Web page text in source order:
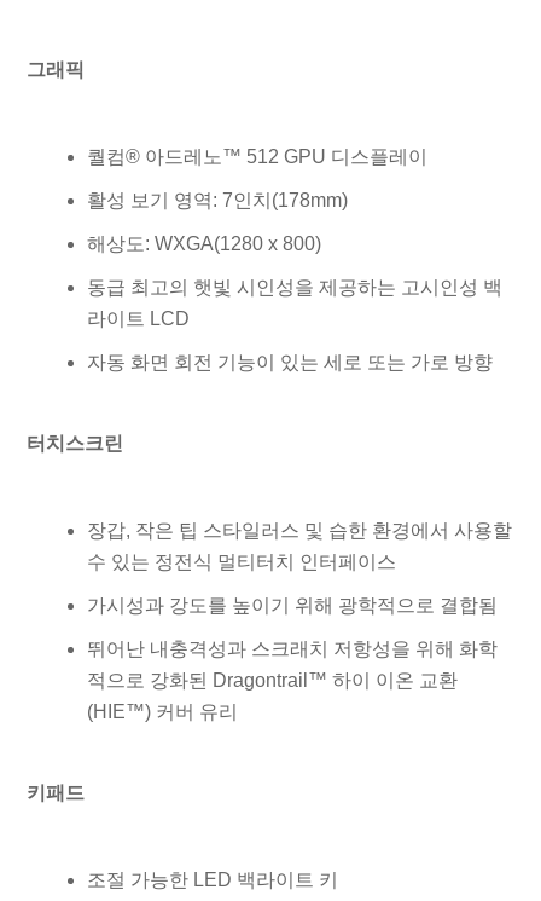
그래픽
퀄컴® 아드레노™ 512 GPU 디스플레이
활성 보기 영역: 7인치(178mm)
해상도: WXGA(1280 x 800)
동급 최고의 햇빛 시인성을 제공하는 고시인성 백
라이트 LCD
자동 화면 회전 기능이 있는 세로 또는 가로 방향
터치스크린
장갑, 작은 팁 스타일러스 및 습한 환경에서 사용할
수 있는 정전식 멀티터치 인터페이스
가시성과 강도를 높이기 위해 광학적으로 결합됨
뛰어난 내충격성과 스크래치 저항성을 위해 화학
적으로 강화된 Dragontrail™ 하이 이온 교환
(HIE™) 커버 유리
키패드
조절 가능한 LED 백라이트 키